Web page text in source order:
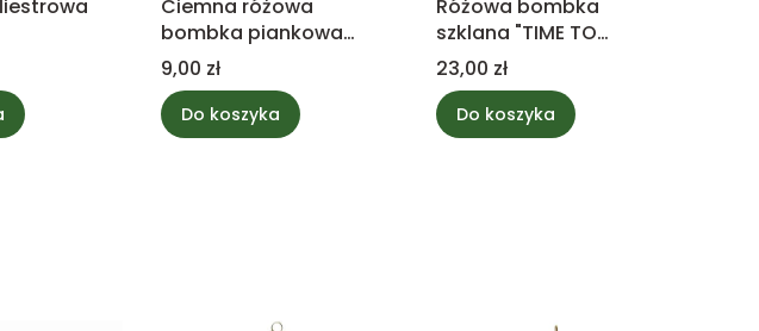
Ciemna różowa
bombka piankowa
dekorowana
Cena
9,00 zł
Do koszyka
Różowa bombka
szklana "TIME TO
SPARKLE" z cekinami
Cena
23,00 zł
Do koszyka